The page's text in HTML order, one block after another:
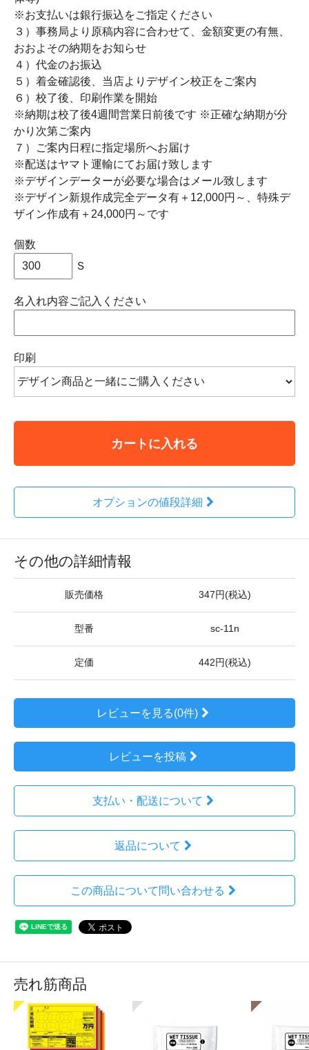
※お支払いは銀行振込をご指定ください
３）事務局より原稿内容に合わせて、金額変更の有無、
おおよその納期をお知らせ
４）代金のお振込
５）着金確認後、当店よりデザイン校正をご案内
６）校了後、印刷作業を開始
※納期は校了後4週間営業日前後です ※正確な納期が分
かり次第ご案内
７）ご案内日程に指定場所へお届け
※配送はヤマト運輸にてお届け致します
※デザインデーターが必要な場合はメール致します
※デザイン新規作成完全データ有＋12,000円～、特殊デ
ザイン作成有＋24,000円～です
個数
Ｓ
名入れ内容ご記入ください
印刷
カートに入れる
オプションの値段詳細
その他の詳細情報
販売価格 347円(税込)
型番 sc-11n
定価 442円(税込)
レビューを見る(0件)
レビューを投稿
支払い・配送について
返品について
この商品について問い合わせる
売れ筋商品